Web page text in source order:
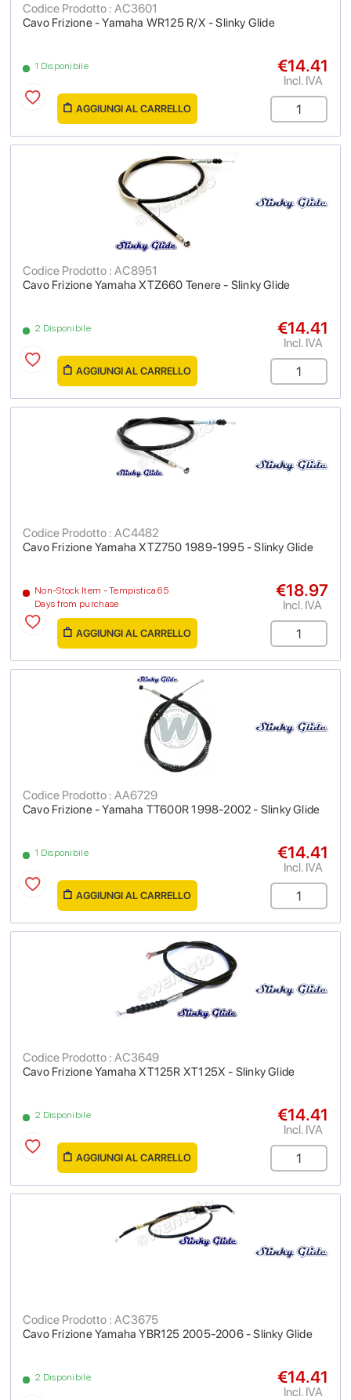
Cavo Frizione - Yamaha WR125 R/X - Slinky Glide
Codice Prodotto : AC3601
1 Disponibile €14.41
Incl. IVA
AGGIUNGI AL CARRELLO
Cavo Frizione Yamaha XTZ660 Tenere - Slinky Glide
Codice Prodotto : AC8951
2 Disponibile €14.41
Incl. IVA
AGGIUNGI AL CARRELLO
Cavo Frizione Yamaha XTZ750 1989-1995 - Slinky Glide
Codice Prodotto : AC4482
Non-Stock Item - Tempistica 65
Days from purchase
€18.97
Incl. IVA
AGGIUNGI AL CARRELLO
Cavo Frizione - Yamaha TT600R 1998-2002 - Slinky Glide
Codice Prodotto : AA6729
1 Disponibile €14.41
Incl. IVA
AGGIUNGI AL CARRELLO
Cavo Frizione Yamaha XT125R XT125X - Slinky Glide
Codice Prodotto : AC3649
2 Disponibile €14.41
Incl. IVA
AGGIUNGI AL CARRELLO
Cavo Frizione Yamaha YBR125 2005-2006 - Slinky Glide
Codice Prodotto : AC3675
2 Disponibile €14.41
Incl. IVA